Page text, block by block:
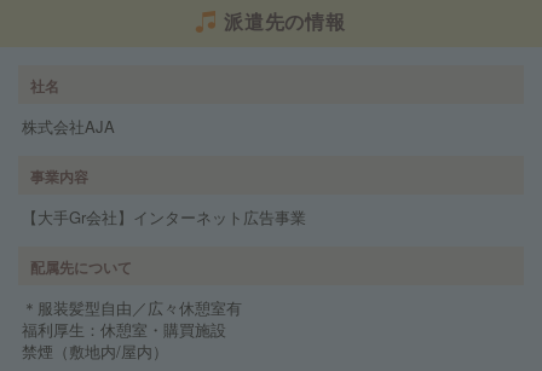
派遣先の情報
社名
株式会社AJA
事業内容
【大手Gr会社】インターネット広告事業
配属先について
＊服装髪型自由／広々休憩室有
福利厚生：休憩室・購買施設
禁煙（敷地内/屋内）